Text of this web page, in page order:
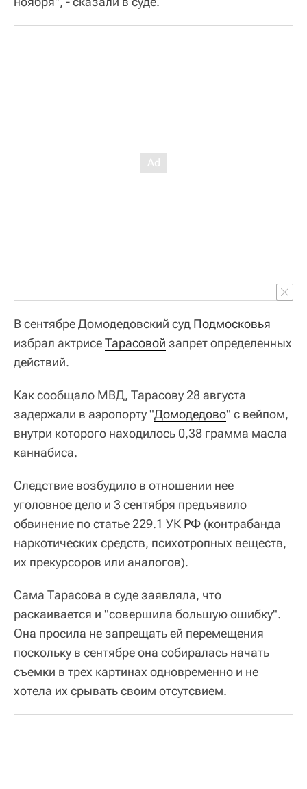
В сентябре Домодедовский суд Подмосковья
избрал актрисеТарасовой запрет определенных
действий.
Как сообщало МВД, Тарасову 28 августа
задержали в аэропорту "Домодедово" с вейпом,
внутри которого находилось 0,38 грамма масла
каннабиса.
Следствие возбудило в отношении нее
уголовное дело и 3 сентября предъявило
обвинение по статье 229.1 УК РФ (контрабанда
наркотических средств, психотропных веществ,
их прекурсоров или аналогов).
Сама Тарасова в суде заявляла, что
раскаивается и "совершила большую ошибку".
Она просила не запрещать ей перемещения
поскольку в сентябре она собиралась начать
съемки в трех картинах одновременно и не
хотела их срывать своим отсутсвием.